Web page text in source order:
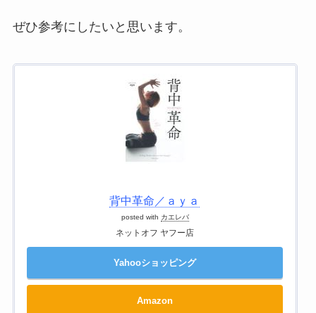
ぜひ参考にしたいと思います。
背中革命／ａｙａ
posted with カエレバ
ネットオフ ヤフー店
Yahooショッピング
Amazon